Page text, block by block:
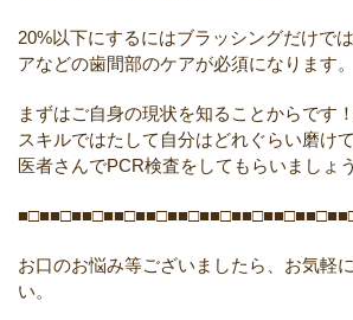
20%以下にするにはブラッシングだけで
アなどの歯間部のケアが必須になります。
まずはご自身の現状を知ることからです
スキルではたして自分はどれぐらい磨け
医者さんでPCR検査をしてもらいましょ
お口のお悩み等ございましたら、お気軽
い。